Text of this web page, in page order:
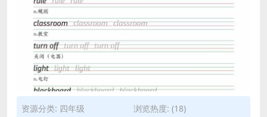
资源分类: 四年级
浏览热度: (18)